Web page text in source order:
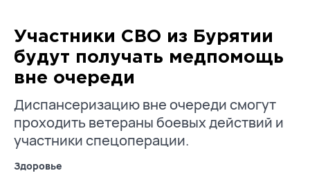
Участники СВО из Бурятии
будут получать медпомощь
вне очереди
Диспансеризацию вне очереди смогут
проходить ветераны боевых действий и
участники спецоперации.
Здоровье